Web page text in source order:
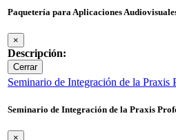
Paquetería para Aplicaciones
×
Descripción:
Cerrar
Seminario de Integración de la Praxis
Seminario de Integración de la Praxis
×